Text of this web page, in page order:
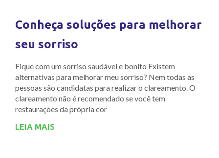
Conheça soluções para melhorar
seu sorriso
Fique com um sorriso saudável e bonito Existem
alternativas para melhorar meu sorriso? Nem todas as
pessoas são candidatas para realizar o clareamento. O
clareamento não é recomendado se você tem
restaurações da própria cor
LEIA MAIS